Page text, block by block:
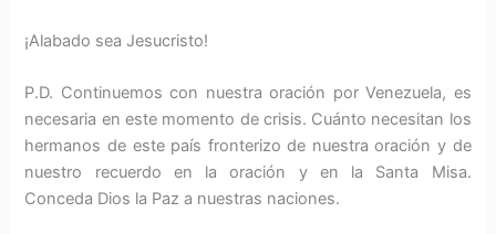
¡Alabado sea Jesucristo!
P.D. Continuemos con nuestra oración por Venezuela, es
necesaria en este momento de crisis. Cuánto necesitan los
hermanos de este país fronterizo de nuestra oración y de
nuestro recuerdo en la oración y en la Santa Misa.
Conceda Dios la Paz a nuestras naciones.